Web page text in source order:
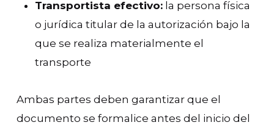
Transportista efectivo:la persona física
o jurídica titular de la autorización bajo la
que se realiza materialmente el
transporte
Ambas partes deben garantizar que el
documento se formalice antes del inicio del